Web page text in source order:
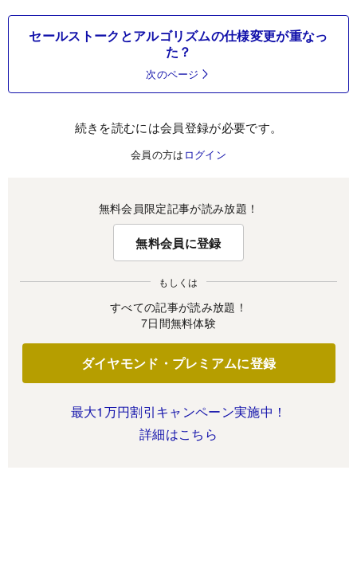
セールストークとアルゴリズムの仕様変更が重なっ
た？
次のページ
続きを読むには会員登録が必要です。
会員の方は ログイン
無料会員限定記事が読み放題！
無料会員に登録
もしくは
すべての記事が読み放題！
7日間無料体験
ダイヤモンド・プレミアムに登録
最大1万円割引キャンペーン実施中！
詳細はこちら